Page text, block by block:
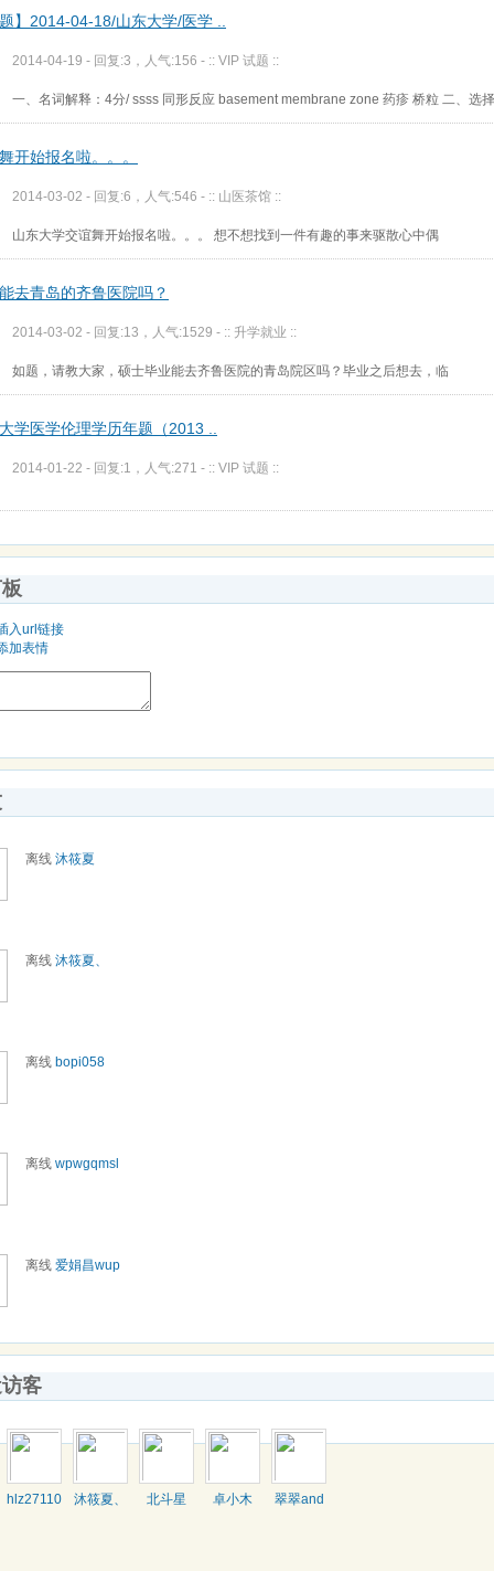
题】2014-04-18/山东大学/医学 ..
2014-04-19 - 回复:3，人气:156 - :: VIP 试题 ::
一、名词解释：4分/ ssss 同形反应 basement membrane zone 药疹 桥粒 二、选
开始报名啦。。。
2014-03-02 - 回复:6，人气:546 - :: 山医茶馆 ::
山东大学交谊舞开始报名啦。。。 想不想找到一件有趣的事来驱散心中偶
去青岛的齐鲁医院吗？
2014-03-02 - 回复:13，人气:1529 - :: 升学就业 ::
如题，请教大家，硕士毕业能去齐鲁医院的青岛院区吗？毕业之后想去，临
学医学伦理学历年题（2013 ..
2014-01-22 - 回复:1，人气:271 - :: VIP 试题 ::
入url链接
加表情
离线 沐筱夏
离线 沐筱夏、
离线 bopi058
离线 wpwgqmsl
离线 爱娟昌wup
客
hlz271100 沐筱夏、 北斗星 卓小木
翠翠and